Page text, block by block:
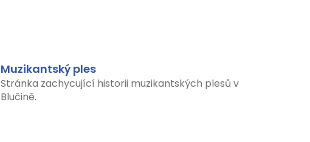
Muzikantský ples
Stránka zachycující historii muzikantských plesů v
Blučině.